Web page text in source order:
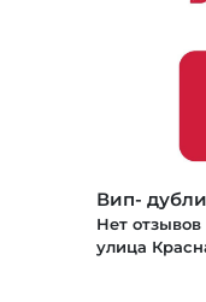
Вип-
Нет отзывов
улица